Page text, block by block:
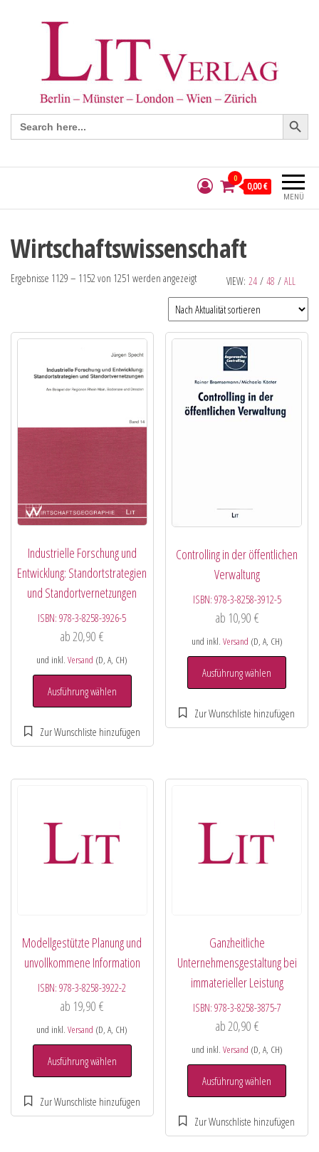
Search
for:
Search Button
MENÜ
0
0,00 €
Wirtschaftswissenschaft
VIEW: 24 / 48 / ALL
Ergebnisse 1129 – 1152 von 1251 werden angezeigt
Industrielle Forschung und
Entwicklung: Standortstrategien
und Standortvernetzungen
ISBN:978-3-8258-3926-5
ab20,90€
und inkl.Versand (D, A, CH)
Ausführung wählen
Controlling in der öffentlichen
Verwaltung
ISBN: 978-3-8258-3912-5
ab 10,90 €
und inkl. Versand (D, A, CH)
Ausführung wählen
Modellgestützte Planung und
unvollkommene Information
ISBN:978-3-8258-3922-2
ab 19,90€
und inkl.Versand (D, A, CH)
Ausführung wählen
Ganzheitliche
Unternehmensgestaltung bei
immaterieller Leistung
ISBN: 978-3-8258-3875-7
ab20,90 €
und inkl. Versand (D, A, CH)
Ausführung wählen